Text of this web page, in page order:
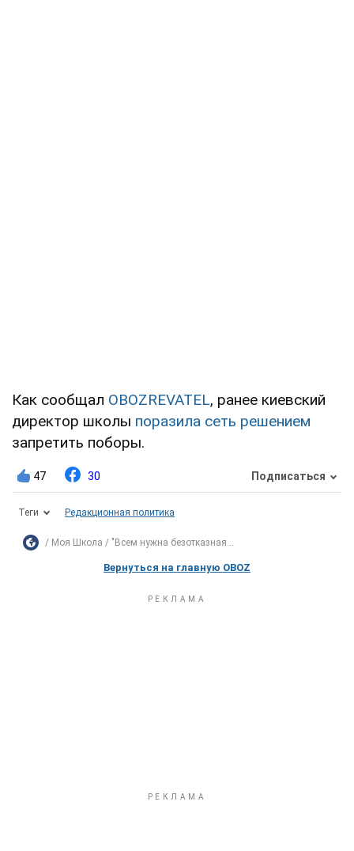
Как сообщал OBOZREVATEL, ранее киевский
директор школы поразила сеть решением
запретить поборы.
47 30 Подписаться
Теги Редакционная политика
Моя Школа "Всем нужна безотказная...
Вернуться на главную OBOZ